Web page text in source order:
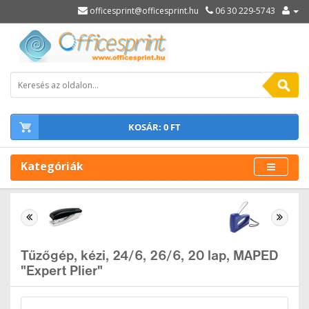
officesprint@officesprint.hu 06 30 229-5743
KOSÁR: 0 FT
Kategóriák
Tűzőgép, kézi, 24/6, 26/6, 20 lap, MAPED
"Expert Plier"